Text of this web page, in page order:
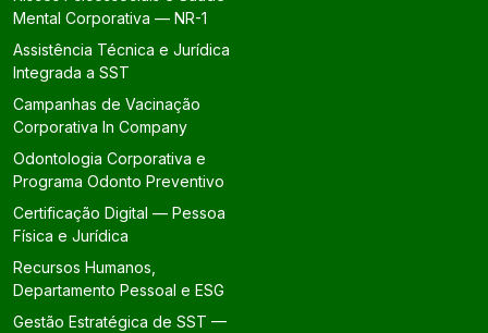
Mental Corporativa — NR-1
Assistência Técnica e Jurídica
Integrada a SST
Campanhas de Vacinação
Corporativa In Company
Odontologia Corporativa e
Programa Odonto Preventivo
Certificação Digital — Pessoa
Física e Jurídica
Recursos Humanos,
Departamento Pessoal e ESG
Gestão Estratégica de SST —